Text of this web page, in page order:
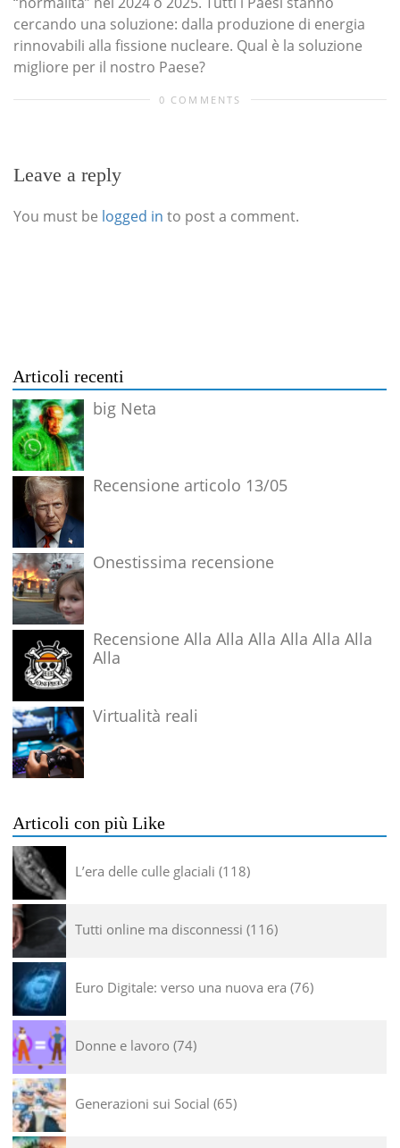
cercando una soluzione: dalla produzione di energia
rinnovabili alla fissione nucleare. Qual è la soluzione
migliore per il nostro Paese?
0 COMMENTS
Leave a reply
You must be logged in to post a comment.
Articoli recenti
big Neta
Recensione articolo 13/05
Onestissima recensione
Recensione Alla Alla Alla Alla Alla Alla
Alla
Virtualità reali
Articoli con più Like
L’era delle culle glaciali 118
Tutti online ma disconnessi 116
Euro Digitale: verso una nuova era 76
Donne e lavoro 74
Generazioni sui Social 65